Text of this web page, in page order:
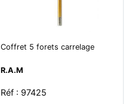
Coffret 5 forets carrelage
R.A.M
Réf : 97425